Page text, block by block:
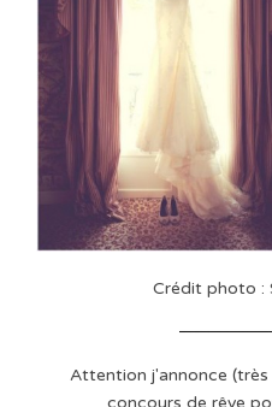
Crédit photo :
Attention j'annonce
concours de rêve